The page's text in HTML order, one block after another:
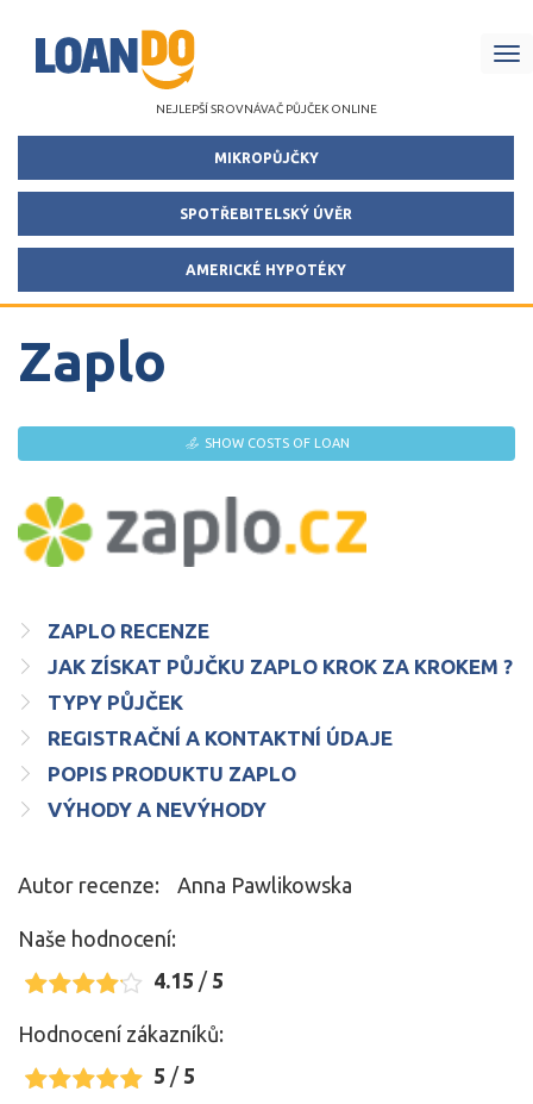
NEJLEPŠÍ SROVNÁVAČ PŮJČEK ONLINE
MIKROPŮJČKY
SPOTŘEBITELSKÝ ÚVĚR
AMERICKÉ HYPOTÉKY
Zaplo
SHOW COSTS OF LOAN
ZAPLO RECENZE
JAK ZÍSKAT PŮJČKU ZAPLO KROK ZA KROKEM ?
TYPY PŮJČEK
REGISTRAČNÍ A KONTAKTNÍ ÚDAJE
POPIS PRODUKTU ZAPLO
VÝHODY A NEVÝHODY
Autor recenze: Anna Pawlikowska
Naše hodnocení:
4.15 / 5
Hodnocení zákazníků:
5 / 5